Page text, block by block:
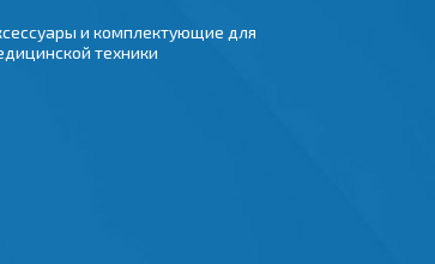
и комплектующие для
техники